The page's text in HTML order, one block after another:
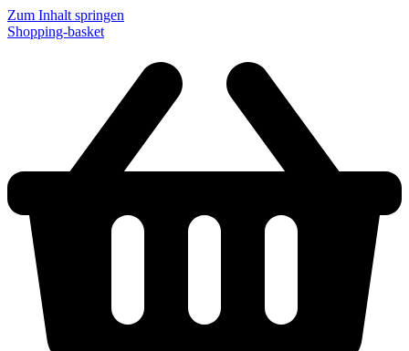
Zum Inhalt springen
Shopping-basket